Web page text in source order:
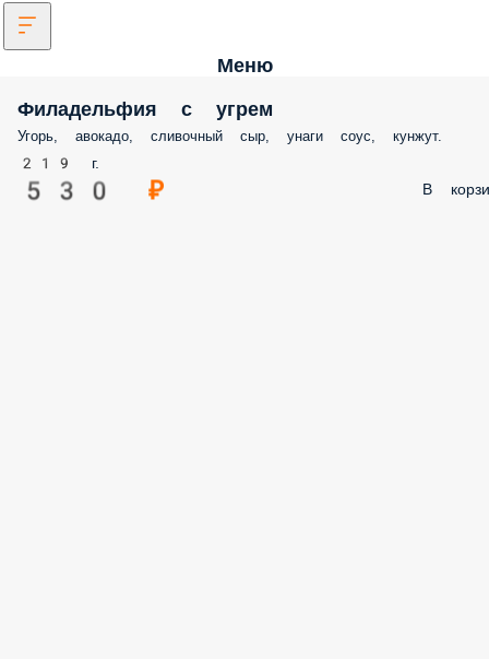
Меню
Филадельфия с угрем
Угорь, авокадо, сливочный сыр, унаги соус, кунжут.
219 г.
530 ₽ В